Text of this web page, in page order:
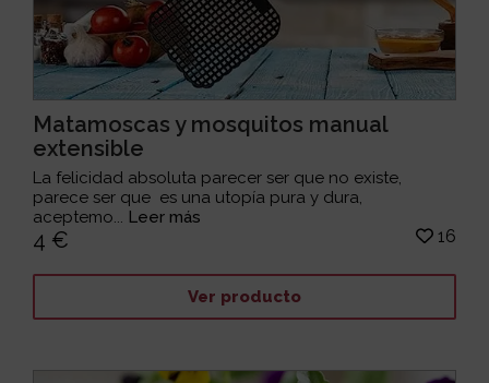
Matamoscas y mosquitos manual
extensible
La felicidad absoluta parecer ser que no existe,
parece ser que es una utopía pura y dura,
aceptemo... Leer más
4 € 16
Ver producto